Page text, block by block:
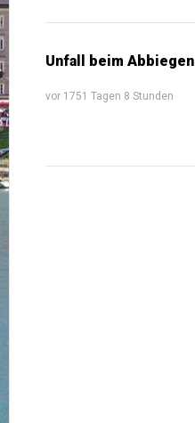
Unfall beim Abbiegen
vor 1751 Tagen 8 Stunden